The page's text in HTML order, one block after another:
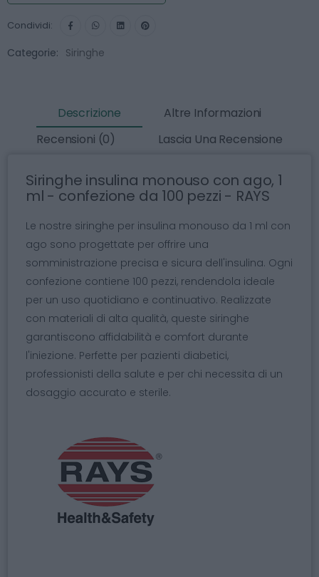
Condividi:
Categorie: Siringhe
Descrizione
Altre Informazioni
Recensioni (0)
Lascia Una Recensione
Siringhe insulina monouso con ago, 1
ml - confezione da 100 pezzi - RAYS
Le nostre siringhe per insulina monouso da 1 ml con
ago sono progettate per offrire una
somministrazione precisa e sicura dell'insulina. Ogni
confezione contiene 100 pezzi, rendendola ideale
per un uso quotidiano e continuativo. Realizzate
con materiali di alta qualità, queste siringhe
garantiscono affidabilità e comfort durante
l'iniezione. Perfette per pazienti diabetici,
professionisti della salute e per chi necessita di un
dosaggio accurato e sterile.